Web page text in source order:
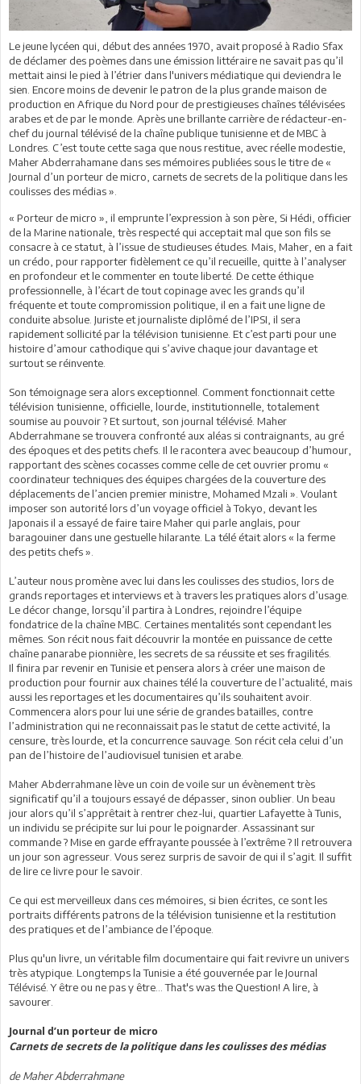
Le jeune lycéen qui, début des années 1970, avait proposé à Radio Sfax
de déclamer des poèmes dans une émission littéraire ne savait pas qu’il
mettait ainsi le pied à l’étrier dans l'univers médiatique qui deviendra le
sien. Encore moins de devenir le patron de la plus grande maison de
production en Afrique du Nord pour de prestigieuses chaînes télévisées
arabes et de par le monde. Après une brillante carrière de rédacteur-en-
chef du journal télévisé de la chaîne publique tunisienne et de MBC à
Londres. C’est toute cette saga que nous restitue, avec réelle modestie,
Maher Abderrahamane dans ses mémoires publiées sous le titre de «
Journal d’un porteur de micro, carnets de secrets de la politique dans les
coulisses des médias ».
« Porteur de micro », il emprunte l’expression à son père, Si Hédi, officier
de la Marine nationale, très respecté qui acceptait mal que son fils se
consacre à ce statut, à l’issue de studieuses études. Mais, Maher, en a fait
un crédo, pour rapporter fidèlement ce qu’il recueille, quitte à l’analyser
en profondeur et le commenter en toute liberté. De cette éthique
professionnelle, à l’écart de tout copinage avec les grands qu’il
fréquente et toute compromission politique, il en a fait une ligne de
conduite absolue. Juriste et journaliste diplômé de l’IPSI, il sera
rapidement sollicité par la télévision tunisienne. Et c’est parti pour une
histoire d’amour cathodique qui s’avive chaque jour davantage et
surtout se réinvente.
Son témoignage sera alors exceptionnel. Comment fonctionnait cette
télévision tunisienne, officielle, lourde, institutionnelle, totalement
soumise au pouvoir ? Et surtout, son journal télévisé. Maher
Abderrahmane se trouvera confronté aux aléas si contraignants, au gré
des époques et des petits chefs. Il le racontera avec beaucoup d’humour,
rapportant des scènes cocasses comme celle de cet ouvrier promu «
coordinateur techniques des équipes chargées de la couverture des
déplacements de l’ancien premier ministre, Mohamed Mzali ». Voulant
imposer son autorité lors d’un voyage officiel à Tokyo, devant les
Japonais il a essayé de faire taire Maher qui parle anglais, pour
baragouiner dans une gestuelle hilarante. La télé était alors « la ferme
des petits chefs ».
L’auteur nous promène avec lui dans les coulisses des studios, lors de
grands reportages et interviews et à travers les pratiques alors d’usage.
Le décor change, lorsqu’il partira à Londres, rejoindre l’équipe
fondatrice de la chaîne MBC. Certaines mentalités sont cependant les
mêmes. Son récit nous fait découvrir la montée en puissance de cette
chaîne panarabe pionnière, les secrets de sa réussite et ses fragilités.
Il finira par revenir en Tunisie et pensera alors à créer une maison de
production pour fournir aux chaines télé la couverture de l’actualité, mais
aussi les reportages et les documentaires qu’ils souhaitent avoir.
Commencera alors pour lui une série de grandes batailles, contre
l’administration qui ne reconnaissait pas le statut de cette activité, la
censure, très lourde, et la concurrence sauvage. Son récit cela celui d’un
pan de l’histoire de l’audiovisuel tunisien et arabe.
Maher Abderrahmane lève un coin de voile sur un évènement très
significatif qu’il a toujours essayé de dépasser, sinon oublier. Un beau
jour alors qu’il s’apprêtait à rentrer chez-lui, quartier Lafayette à Tunis,
un individu se précipite sur lui pour le poignarder. Assassinant sur
commande ? Mise en garde effrayante poussée à l’extrême ? Il retrouvera
un jour son agresseur. Vous serez surpris de savoir de qui il s’agit. Il suffit
de lire ce livre pour le savoir.
Ce qui est merveilleux dans ces mémoires, si bien écrites, ce sont les
portraits différents patrons de la télévision tunisienne et la restitution
des pratiques et de l’ambiance de l’époque.
Plus qu'un livre, un véritable film documentaire qui fait revivre un univers
très atypique. Longtemps la Tunisie a été gouvernée par le Journal
Télévisé. Y être ou ne pas y être... That's was the Question! A lire, à
savourer.
Journal d’un porteur de micro
Carnets de secrets de la politique dans les coulisses des médias
de Maher Abderrahmane